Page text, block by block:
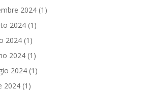
2024 (1)
2024 (1)
2024 (1)
2024 (1)
2024 (1)
2024 (1)